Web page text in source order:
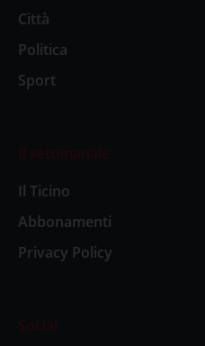
Città
Politica
Sport
Il settimanale
Il Ticino
Abbonamenti
Privacy Policy
Social